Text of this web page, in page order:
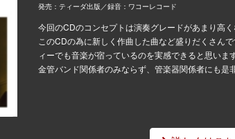
発売：ティーダ出版／録音：ワコーレコード
今回のCDのコンセプトは演奏グレードがあまり高
このCDの為に新しく作曲した曲など盛りだくさん
ィーでも音楽が宿っているのを実感できると思います
金管バンド関係者のみならず、管楽器関係者にも是